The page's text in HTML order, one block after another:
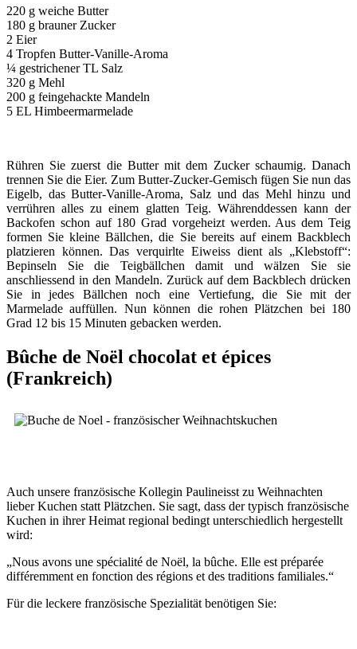
220 g weiche Butter
180 g brauner Zucker
2 Eier
4 Tropfen Butter-Vanille-Aroma
¼ gestrichener TL Salz
320 g Mehl
200 g feingehackte Mandeln
5 EL Himbeermarmelade
Rühren Sie zuerst die Butter mit dem Zucker schaumig. Danach
trennen Sie die Eier. Zum Butter-Zucker-Gemisch fügen Sie nun das
Eigelb, das Butter-Vanille-Aroma, Salz und das Mehl hinzu und
verrühren alles zu einem glatten Teig. Währenddessen kann der
Backofen schon auf 180 Grad vorgeheizt werden. Aus dem Teig
formen Sie kleine Bällchen, die Sie bereits auf einem Backblech
platzieren können. Das verquirlte Eiweiss dient als „Klebstoff“:
Bepinseln Sie die Teigbällchen damit und wälzen Sie sie
anschliessend in den Mandeln. Zurück auf dem Backblech drücken
Sie in jedes Bällchen noch eine Vertiefung, die Sie mit der
Marmelade auffüllen. Nun können die rohen Plätzchen bei 180
Grad 12 bis 15 Minuten gebacken werden.
Bûche de Noël chocolat et épices
(Frankreich)
Auch unsere französische Kollegin Paulineisst zu Weihnachten
lieber Kuchen statt Plätzchen. Sie sagt, dass der typisch französische
Kuchen in ihrer Heimat regional bedingt unterschiedlich hergestellt
wird:
„Nous avons une spécialité de Noël, la bûche. Elle est préparée
différemment en fonction des régions et des traditions familiales.“
Für die leckere französische Spezialität benötigen Sie: